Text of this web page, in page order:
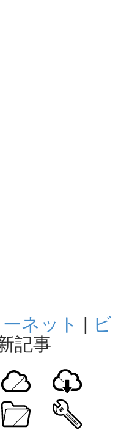
ネット | ビ
記事